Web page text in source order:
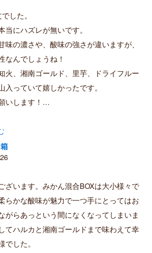
した。
当にハズレが無いです。
味の濃さや、酸味の強さが違いますが、
なんでしょうね！
火、湘南ゴールド、里芋、ドライフルー
入っていて嬉しかったです。
いします！…
ざいます。みかん混合BOXは大小様々で
らかな酸味が魅力で一つ手にとってはお
がらあっという間になくなってしまいま
てハルカと湘南ゴールドまで味わえて幸
した。